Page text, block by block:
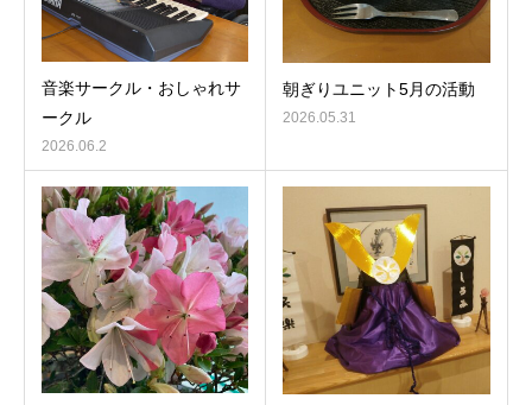
音楽サークル・おしゃれサ
ークル
2026.06.2
朝ぎりユニット5月の活動
2026.05.31